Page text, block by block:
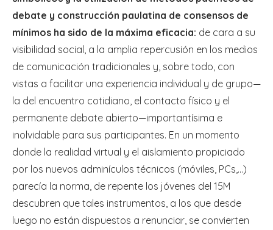
debate y construcción paulatina de consensos de
mínimos ha sido de la máxima eficacia: de cara a su
visibilidad social, a la amplia repercusión en los medios
de comunicación tradicionales y, sobre todo, con
vistas a facilitar una experiencia individual y de grupo—
la del encuentro cotidiano, el contacto físico y el
permanente debate abierto—importantísima e
inolvidable para sus participantes. En un momento
donde la realidad virtual y el aislamiento propiciado
por los nuevos adminículos técnicos (móviles, PCs,…)
parecía la norma, de repente los jóvenes del 15M
descubren que tales instrumentos, a los que desde
luego no están dispuestos a renunciar, se convierten